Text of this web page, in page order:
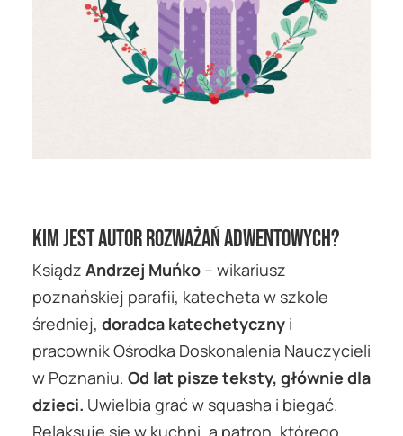
Kim jest autor rozważań adwentowych?
Ksiądz Andrzej Muńko – wikariusz
poznańskiej parafii, katecheta w szkole
średniej, doradca katechetyczny i
pracownik Ośrodka Doskonalenia Nauczycieli
w Poznaniu. Od lat pisze teksty, głównie dla
dzieci. Uwielbia grać w squasha i biegać.